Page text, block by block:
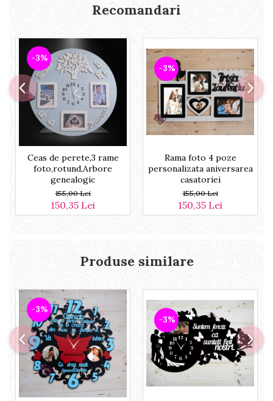
Recomandari
-3%
Ceas de perete,3 rame
foto,rotund,Arbore
genealogic
155,00 Lei
150,35 Lei
-3%
Rama foto 4 poze
personalizata aniversarea
casatoriei
155,00 Lei
150,35 Lei
Produse similare
-3%
-3%